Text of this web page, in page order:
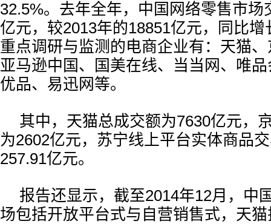
32.5%。去年全年，中国网络零售市场
亿元，较2013年的18851亿元，同比
重点调研与监测的电商企业有：天猫
亚马逊中国、国美在线、当当网、唯
优品、易迅网等。
其中，天猫总成交额为7630亿元，
为2602亿元，苏宁线上平台实体商品
257.91亿元。
报告还显示，截至2014年12月，中
场包括开放平台式与自营销售式，天